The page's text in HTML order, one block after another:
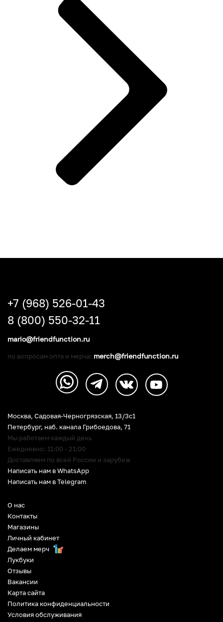
О нас
Контакты
Магазины
Личный кабинет
Делаем мерч
Лукбуки
Отзывы
Вакансии
Карта сайта
Политика конфиденциальности
Условия обслуживания
Москва, Садовая-Черногрязская, 13/3c1
Петербург, наб. канала Грибоедова, 71
Мы работаем каждый день
Ежедневно: 11:00 - 21:00
Доставляем по всей России и зарубеж
Написать нам в WhatsApp
Написать нам в Telegram
+7 (968) 526-01-43
8 (800) 550-32-11
mario@friendfunction.ru
по вопросам опта и мерча: merch@friendfunction.ru